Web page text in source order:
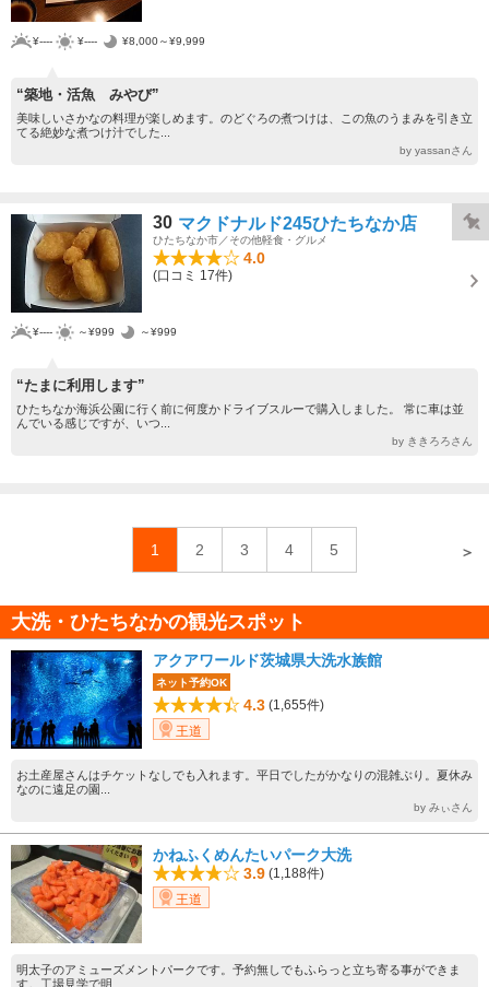
¥---- ¥---- ¥8,000～¥9,999
“築地・活魚 みやび”
美味しいさかなの料理が楽しめます。のどぐろの煮つけは、この魚のうまみを引き立
てる絶妙な煮つけ汁でした...
by yassanさん
30 マクドナルド245ひたちなか店
ひたちなか市／その他軽食・グルメ
4.0
(口コミ 17件)
¥---- ～¥999 ～¥999
“たまに利用します”
ひたちなか海浜公園に行く前に何度かドライブスルーで購入しました。 常に車は並
んでいる感じですが、いつ...
by ききろろさん
1 2 3 4 5 ＞
大洗・ひたちなかの観光スポット
アクアワールド茨城県大洗水族館
ネット予約OK
4.3 (1,655件)
王道
お土産屋さんはチケットなしでも入れます。平日でしたがかなりの混雑ぶり。夏休み
なのに遠足の園...
by みぃさん
かねふくめんたいパーク大洗
3.9 (1,188件)
王道
明太子のアミューズメントパークです。予約無しでもふらっと立ち寄る事ができま
す。工場見学で明...